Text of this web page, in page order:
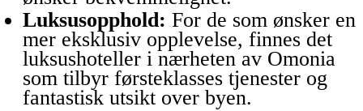
Luksusopphold: For de som ønsker en
mer eksklusiv opplevelse, finnes det
luksushoteller i nærheten av Omonia
som tilbyr førsteklasses tjenester og
fantastisk utsikt over byen.